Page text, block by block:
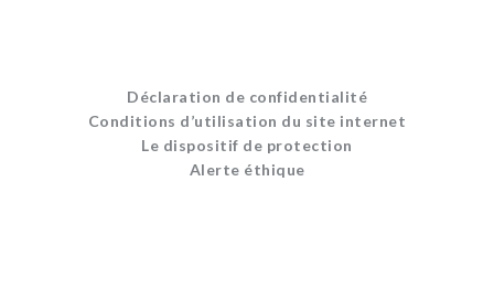
Déclaration de confidentialité
Conditions d’utilisation du site internet
Le dispositif de protection
Alerte éthique